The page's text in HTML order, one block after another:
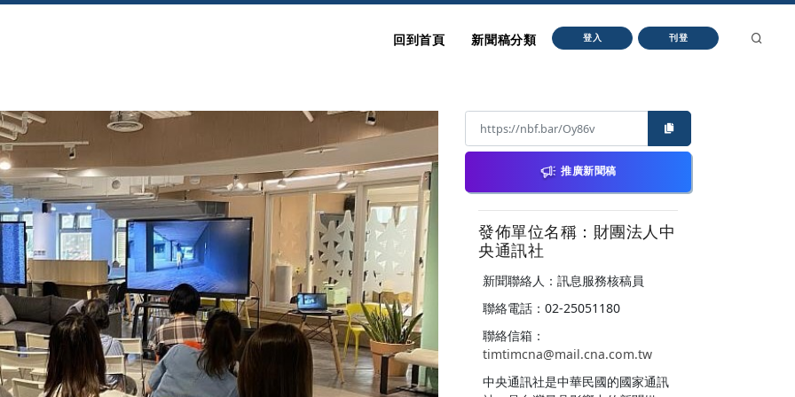
回到首頁 新聞稿分類 登入 刊登
推廣新聞稿
發佈單位名稱：財團法人中
央通訊社
新聞聯絡人：訊息服務核稿員
聯絡電話：02-25051180
聯絡信箱：
timtimcna@mail.cna.com.tw
中央通訊社是中華民國的國家通訊